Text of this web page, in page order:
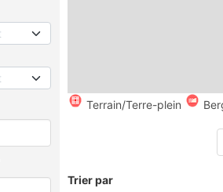
Terrain/Terre-plein
Trier par